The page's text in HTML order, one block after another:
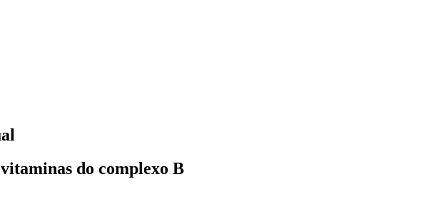
do complexo B